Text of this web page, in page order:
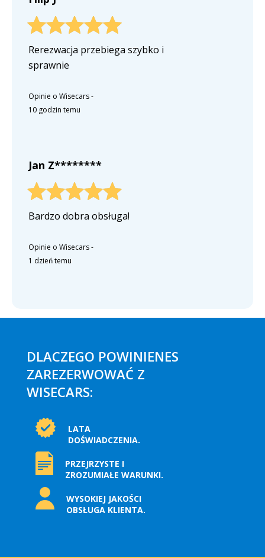
Rerezwacja przebiega szybko i
sprawnie
Opinie o Wisecars-
10 godzin temu
Jan Z********
Bardzo dobra obsługa!
Opinie o Wisecars-
1 dzień temu
DLACZEGO POWINIENES
ZAREZERWOWAĆ Z
WISECARS:
LATA
DOŚWIADCZENIA.
PRZEJRZYSTE I
ZROZUMIAŁE WARUNKI.
WYSOKIEJ JAKOŚCI
OBSŁUGA KLIENTA.